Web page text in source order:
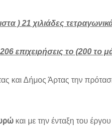
) 21 χιλιάδες
206 επιχειρήσεις το (200 το
και Δήμος Άρτας την
και με την ένταξη του